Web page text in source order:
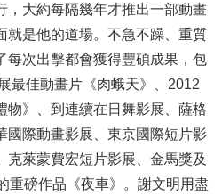
，大約每隔幾年才推出一部動畫
就是他的道場。不急不躁、重質
每次出擊都會獲得豐碩成果，包
最佳動畫片《肉蛾天》、2012
物》、到連續在日舞影展、薩格
國際動畫影展、東京國際短片影
克萊蒙費宏短片影展、金馬獎及
重磅作品《夜車》。謝文明用盡